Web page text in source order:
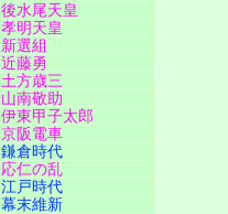
後水尾天皇
孝明天皇
新選組
近藤勇
土方歳三
山南敬助
伊東甲子太郎
京阪電車
鎌倉時代
応仁の乱
江戸時代
幕末維新